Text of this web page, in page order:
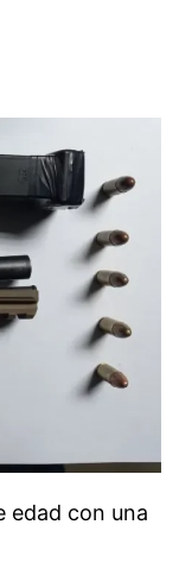
edad con una